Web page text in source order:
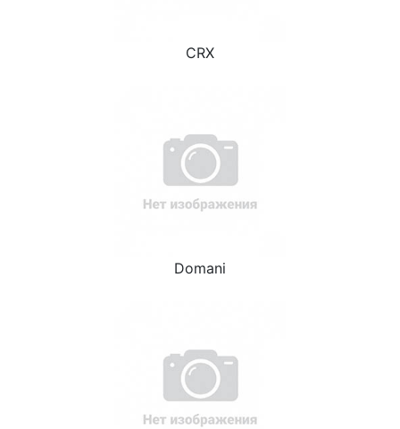
CRX
Domani